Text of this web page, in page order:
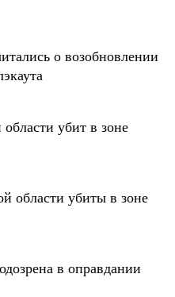
о возобновлении
убит в зоне
области убиты в зоне
в оправдании